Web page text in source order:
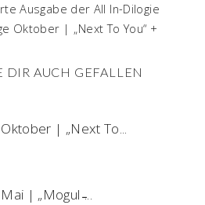
Ausgabe der All In-Dilogie
Oktober | „Next To You“ +
DIR AUCH GEFALLEN
| „Next To...
| „Mogul ̵...